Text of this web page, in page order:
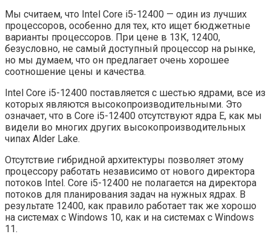
Мы считаем, что Intel Core i5-12400 — один из лучших
процессоров, особенно для тех, кто ищет бюджетные
варианты процессоров. При цене в 13К, 12400,
безусловно, не самый доступный процессор на рынке,
но мы думаем, что он предлагает очень хорошее
соотношение цены и качества.
Intel Core i5-12400 поставляется с шестью ядрами, все из
которых являются высокопроизводительными. Это
означает, что в Core i5-12400 отсутствуют ядра E, как мы
видели во многих других высокопроизводительных
чипах Alder Lake.
Отсутствие гибридной архитектуры позволяет этому
процессору работать независимо от нового директора
потоков Intel. Core i5-12400 не полагается на директора
потоков для планирования задач на нужных ядрах. В
результате 12400, как правило работает так же хорошо
на системах с Windows 10, как и на системах с Windows
11.